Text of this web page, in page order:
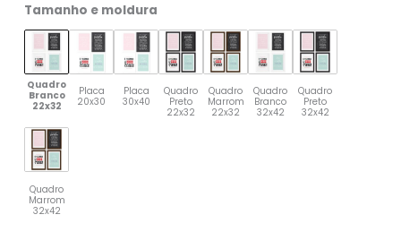
Tamanho e moldura
Quadro
Branco
22x32
Placa
20x30
Placa
30x40
Quadro
Preto
22x32
Quadro
Marrom
22x32
Quadro
Branco
32x42
Quadro
Preto
32x42
Quadro
Marrom
32x42